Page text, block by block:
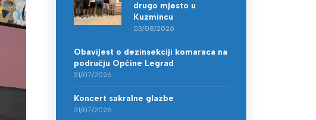
drugo mjesto u
Kuzmincu
03/08/2026
Obavijest o dezinsekciji komaraca na
području Općine Legrad
31/07/2026
Koncert sakralne glazbe
31/07/2026